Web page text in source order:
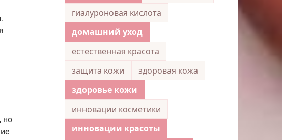
но
гиалуроновая кислота
домашний уход
естественная красота
защита кожи
здоровая кожа
здоровье кожи
инновации косметики
инновации красоты